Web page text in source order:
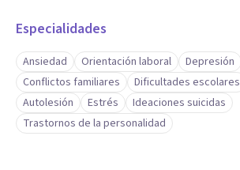
Especialidades
Ansiedad Orientación laboral
Depresión
Conflictos familiares
Dificultades escolares
Autolesión
Estrés
Ideaciones suicidas
Trastornos de la personalidad